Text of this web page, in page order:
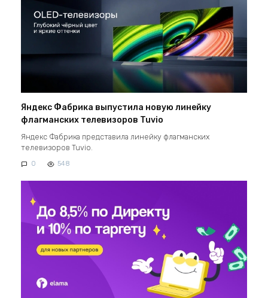
Яндекс Фабрика выпустила новую линейку
флагманских телевизоров Tuvio
Яндекс Фабрика представила линейку флагманских
телевизоров Tuvio.
0 548